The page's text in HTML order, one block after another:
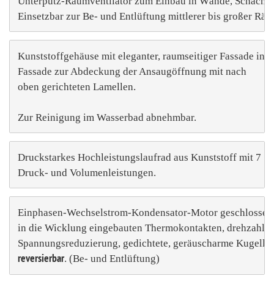
Einsetzbar zur Be- und Entlüftung mittlerer bis großer
Kunststoffgehäuse mit eleganter, raumseitiger Fassade in
Fassade zur Abdeckung der Ansaugöffnung mit nach
oben gerichteten Lamellen.
Zur Reinigung im Wasserbad abnehmbar.
Druckstarkes Hochleistungslaufrad aus Kunststoff mit 7
Druck- und Volumenleistungen.
Einphasen-Wechselstrom-Kondensator-Motor
in die Wicklung eingebauten Thermokontakten,
reversierbar. (Be- und Entlüftung)